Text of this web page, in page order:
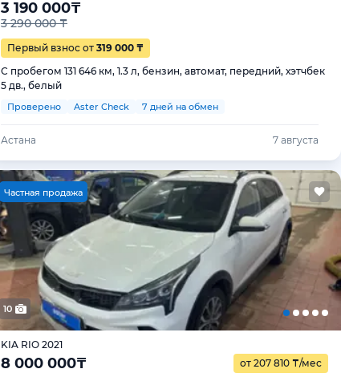
3 190 000₸
3 290 000 ₸
Первый взнос от 319 000 ₸
С пробегом 131 646 км, 1.3 л, бензин, автомат, передний, хэтчбек
5 дв., белый
Проверено Aster Check 7 дней на обмен
Астана 7 августа
Частная продажа
10
KIA RIO 2021
8 000 000₸ от 207 810 ₸/мес